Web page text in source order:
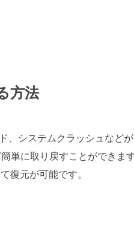
方法
、システムクラッシュなど
単に取り戻すことができます
復元が可能です。